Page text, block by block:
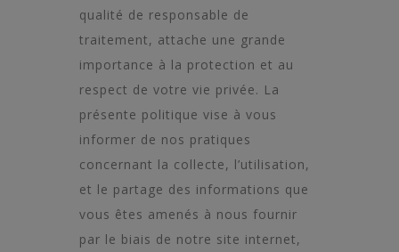
qualité de responsable de
traitement, attache une grande
importance à la protection et au
respect de votre vie privée. La
présente politique vise à vous
informer de nos pratiques
concernant la collecte, l’utilisation,
et le partage des informations que
vous êtes amenés à nous fournir
par le biais de notre site internet,